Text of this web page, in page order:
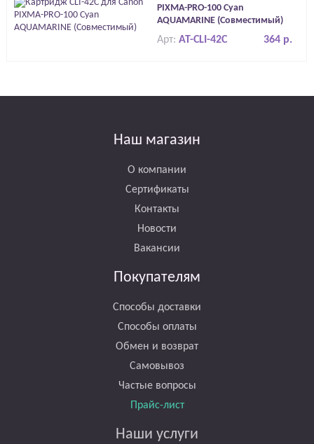
PIXMA-PRO-100 Cyan
AQUAMARINE (Совместимый)
364 р.
Арт:AT-CLI-42C
Наш магазин
О компании
Сертификаты
Контакты
Новости
Вакансии
Покупателям
Способы доставки
Способы оплаты
Обмен и возврат
Самовывоз
Частые вопросы
Прайс-лист
Наши услуги